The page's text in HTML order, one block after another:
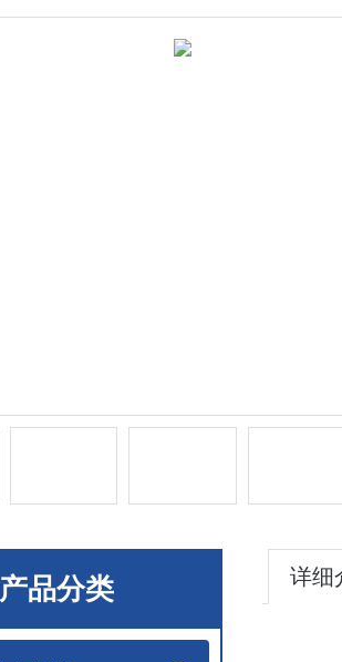
产品分类 详细